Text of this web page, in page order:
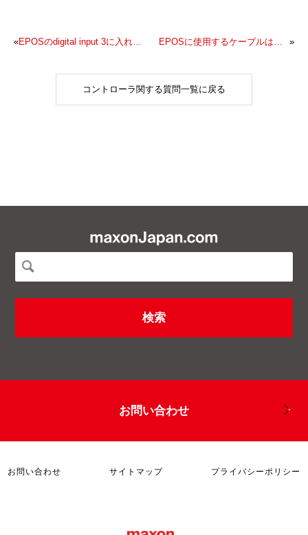
« EPOSのdigital input 3に入れるパルス列ですが､例えば速度制御の場合、周波数やデューティー比を変えれば速度が変化するのでしょうか
コントローラ関する質問一覧に戻る
EPOSに使用するケーブルはどれがよいでしょうか »
お問い合わせ
お問い合わせ サイトマップ プライバシーポリシー